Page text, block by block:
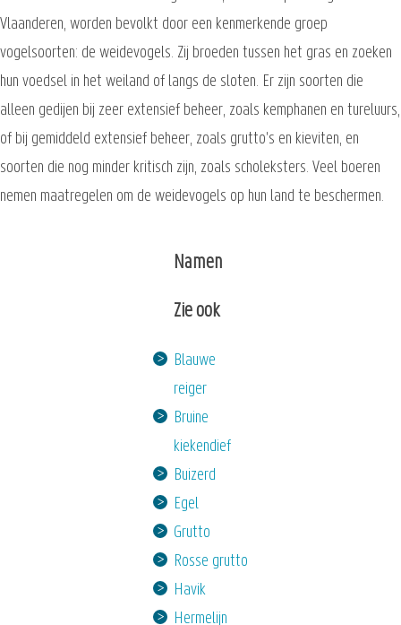
Vlaanderen, worden bevolkt door een kenmerkende groep
vogelsoorten: de weidevogels. Zij broeden tussen het gras en zoeken
hun voedsel in het weiland of langs de sloten. Er zijn soorten die
alleen gedijen bij zeer extensief beheer, zoals kemphanen en tureluurs,
of bij gemiddeld extensief beheer, zoals grutto's en kieviten, en
soorten die nog minder kritisch zijn, zoals scholeksters. Veel boeren
nemen maatregelen om de weidevogels op hun land te beschermen.
Namen
Zie ook
Blauwe
reiger
Bruine
kiekendief
Buizerd
Egel
Grutto
Rosse grutto
Havik
Hermelijn